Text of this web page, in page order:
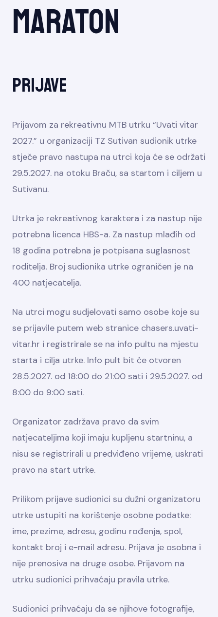
maratoN
Prijave
Prijavom za rekreativnu MTB utrku “Uvati vitar
2027.” u organizaciji TZ Sutivan sudionik utrke
stječe pravo nastupa na utrci koja će se održati
29.5.2027. na otoku Braču, sa startom i ciljem u
Sutivanu.
Utrka je rekreativnog karaktera i za nastup nije
potrebna licenca HBS-a. Za nastup mlađih od
18 godina potrebna je potpisana suglasnost
roditelja. Broj sudionika utrke ograničen je na
400 natjecatelja.
Na utrci mogu sudjelovati samo osobe koje su
se prijavile putem web stranice chasers.uvati-
vitar.hr i registrirale se na info pultu na mjestu
starta i cilja utrke. Info pult bit će otvoren
28.5.2027. od 18:00 do 21:00 sati i 29.5.2027. od
8:00 do 9:00 sati.
Organizator zadržava pravo da svim
natjecateljima koji imaju kupljenu startninu, a
nisu se registrirali u predviđeno vrijeme, uskrati
pravo na start utrke.
Prilikom prijave sudionici su dužni organizatoru
utrke ustupiti na korištenje osobne podatke:
ime, prezime, adresu, godinu rođenja, spol,
kontakt broj i e-mail adresu. Prijava je osobna i
nije prenosiva na druge osobe. Prijavom na
utrku sudionici prihvaćaju pravila utrke.
Sudionici prihvaćaju da se njihove fotografije,